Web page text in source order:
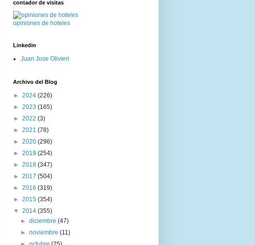
contador de visitas
opiniones de hoteles
Linkedin
Juan Jose Olivieri
Archivo del Blog
► 2024 (226)
► 2023 (165)
► 2022 (3)
► 2021 (78)
► 2020 (296)
► 2019 (254)
► 2018 (347)
► 2017 (504)
► 2016 (319)
► 2015 (354)
▼ 2014 (355)
►diciembre(47)
►noviembre(11)